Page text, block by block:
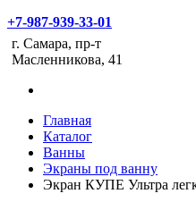
+7-987-939-33-01
г. Самара, пр-т
Масленникова, 41
Главная
Каталог
Ванны
Экраны под ванну
Экран КУПЕ Ультра